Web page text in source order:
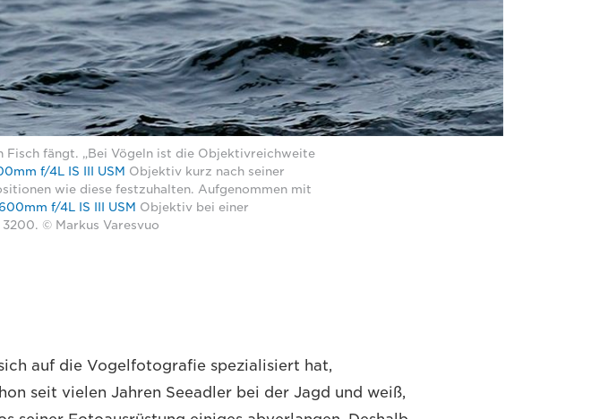
Fisch fängt. „Bei Vögeln ist die Objektivreichweite
f/4L IS III USM Objektiv kurz nach seiner
wie diese festzuhalten. Aufgenommen mit
f/4L IS III USM Objektiv bei einer
© Markus Varesvuo
auf die Vogelfotografie spezialisiert hat,
seit vielen Jahren Seeadler bei der Jagd und weiß,